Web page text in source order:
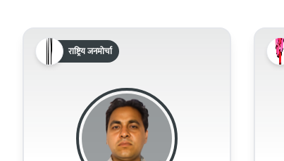
राष्ट्रिय जनमोर्चा